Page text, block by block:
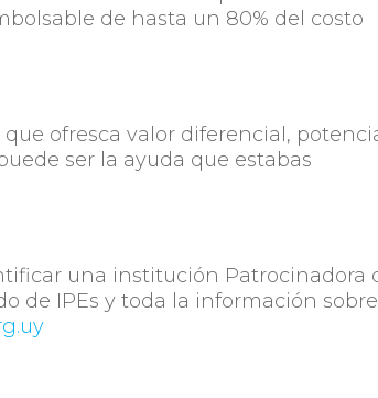
de hasta un 80% del costo
ofresca valor diferencial,
ser la ayuda que estabas
una institución Patrocinadora
de IPEs y toda la información sobre